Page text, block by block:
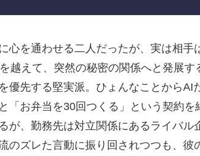
心を通わせる二人だったが、実は相手
越えて、突然の秘密の関係へと発展す
優先する堅実派。ひょんなことからAI
「お弁当を30回つくる」という契約
が、勤務先は対立関係にあるライバ
のズレた言動に振り回されつつも、